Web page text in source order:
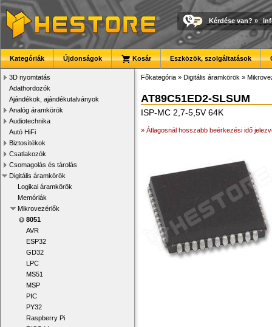
Kérdése van? »
Kategóriák Újdonságok Kosár Eszközök, szolgáltatások
3D nyomtatás
Adathordozók
Ajándékok, ajándékutalványok
Analóg áramkörök
Audiotechnika
Autó HiFi
Biztosítékok
Csatlakozók
Csomagolás és tárolás
Digitális áramkörök
Logikai áramkörök
Memóriák
Mikrovezérlők
8051
AVR
ESP32
GD32
LPC
MS51
MSP
PIC
PY32
Raspberry Pi
Főkategória » Digitális áramkörök »
AT89C51ED2-SLSUM
ISP-MC 2,7-5,5V 64K
» Átlagosnál hosszabb beérkezési idő